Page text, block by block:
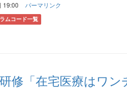
19:00 パーマリンク
ムコード一覧
修「在宅医療はワン